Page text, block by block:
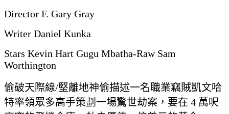
Director F. Gary Gray
Writer Daniel Kunka
Stars Kevin Hart Gugu Mbatha-Raw Sam
Worthington
偷破天際線/堅離地神偷描述一名職業竊賊凱文哈
特率領眾多高手策劃一場驚世劫案，要在 4 萬呎